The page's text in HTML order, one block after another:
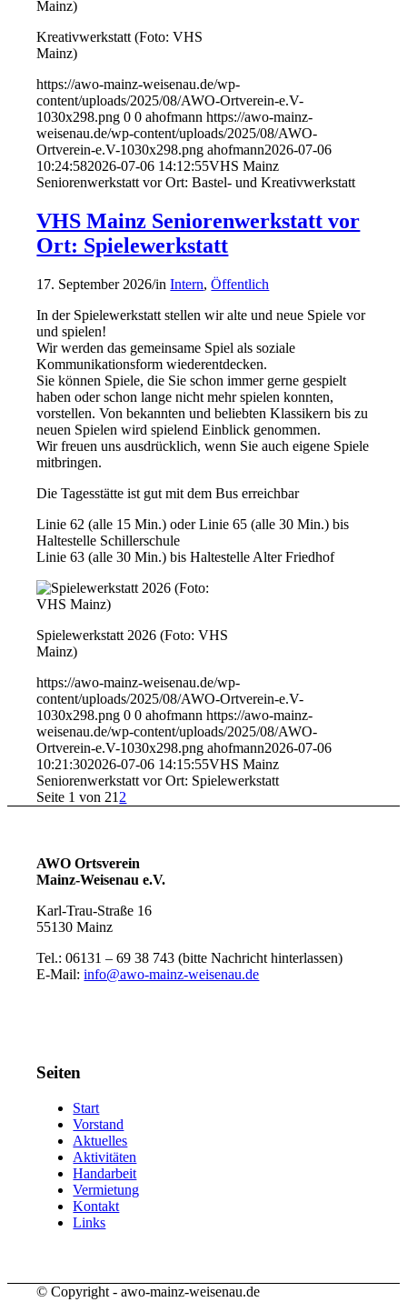
Kreativwerkstatt (Foto: VHS
Mainz)
https://awo-mainz-weisenau.de/wp-
content/uploads/2025/08/AWO-Ortverein-e.V-
1030x298.png 0 0 ahofmann https://awo-mainz-
weisenau.de/wp-content/uploads/2025/08/AWO-
Ortverein-e.V-1030x298.png ahofmann2026-07-06
10:24:582026-07-06 14:12:55VHS Mainz
Seniorenwerkstatt vor Ort: Bastel- und Kreativwerkstatt
VHS Mainz Seniorenwerkstatt vor
Ort: Spielewerkstatt
17. September 2026/inIntern,Öffentlich
In der Spielewerkstatt stellen wir alte und neue Spiele vor
und spielen!
Wir werden das gemeinsame Spiel als soziale
Kommunikationsform wiederentdecken.
Sie können Spiele, die Sie schon immer gerne gespielt
haben oder schon lange nicht mehr spielen konnten,
vorstellen. Von bekannten und beliebten Klassikern bis zu
neuen Spielen wird spielend Einblick genommen.
Wir freuen uns ausdrücklich, wenn Sie auch eigene Spiele
mitbringen.
Die Tagesstätte ist gut mit dem Bus erreichbar
Linie 62 (alle 15 Min.) oder Linie 65 (alle 30 Min.) bis
Haltestelle Schillerschule
Linie 63 (alle 30 Min.) bis Haltestelle Alter Friedhof
Spielewerkstatt 2026 (Foto: VHS
Mainz)
https://awo-mainz-weisenau.de/wp-
content/uploads/2025/08/AWO-Ortverein-e.V-
1030x298.png 0 0 ahofmann https://awo-mainz-
weisenau.de/wp-content/uploads/2025/08/AWO-
Ortverein-e.V-1030x298.png ahofmann2026-07-06
10:21:302026-07-06 14:15:55VHS Mainz
Seniorenwerkstatt vor Ort: Spielewerkstatt
Seite 1 von 21 2
AWO Ortsverein
Mainz-Weisenau e.V.
Karl-Trau-Straße 16
55130 Mainz
Tel.: 06131 –69 38 743 (bitte Nachricht hinterlassen)
E-Mail:info@awo-mainz-weisenau.de
Seiten
Start
Vorstand
Aktuelles
Aktivitäten
Handarbeit
Vermietung
Kontakt
Links
© Copyright - awo-mainz-weisenau.de